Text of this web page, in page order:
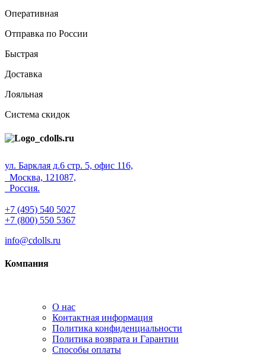
Оперативная
Отправка по России
Быстрая
Доставка
Лояльная
Система скидок
ул. Барклая д.6 стр. 5, офис 116,
Москва, 121087,
Россия.
+7 (495) 540 5027
+7 (800) 550 5367
info@cdolls.ru
Компания
О нас
Контактная информация
Политика конфиденциальности
Политика возврата и Гарантии
Способы оплаты